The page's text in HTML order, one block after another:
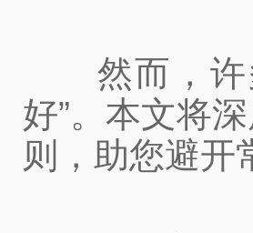
然而，许多
好”。本文将
则，助您避开